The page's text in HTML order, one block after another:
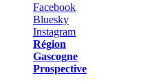
Région
Gascogne
Prospective